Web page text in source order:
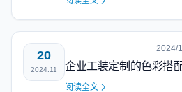
20
2024.11
2024/
企业工装定制的色彩搭
阅读全文